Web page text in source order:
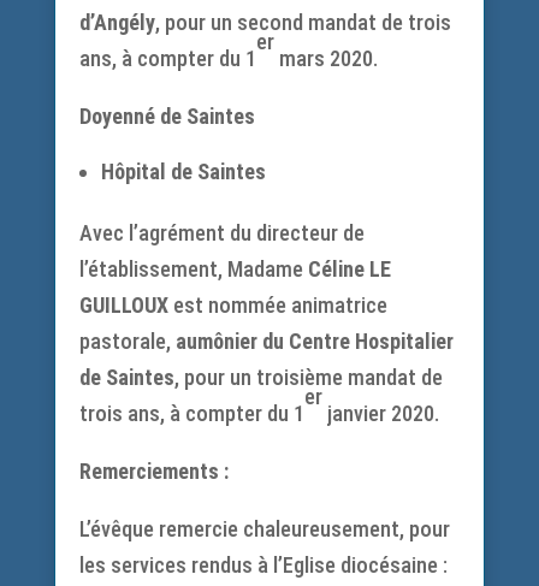
d’Angély, pour un second mandat de trois
ans, à compter du 1
er
mars 2020.
Doyenné de Saintes
Hôpital de Saintes
Avec l’agrément du directeur de
l’établissement, Madame Céline LE
GUILLOUXest nommée animatrice
pastorale, aumônier du Centre Hospitalier
de Saintes, pour un troisième mandat de
trois ans, à compter du 1
er
janvier 2020.
Remerciements :
L’évêque remercie chaleureusement, pour
les services rendus à l’Eglise diocésaine :